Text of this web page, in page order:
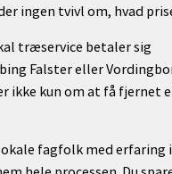
ingen tvivl om, hvad
træservice betaler sig
Falster eller
kun om at få fjernet
fagfolk med erfaring i